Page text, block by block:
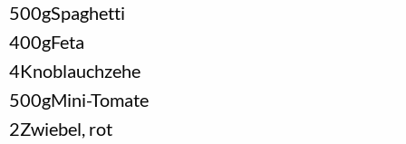
500gSpaghetti
400gFeta
4Knoblauchzehe
500gMini-Tomate
2Zwiebel, rot